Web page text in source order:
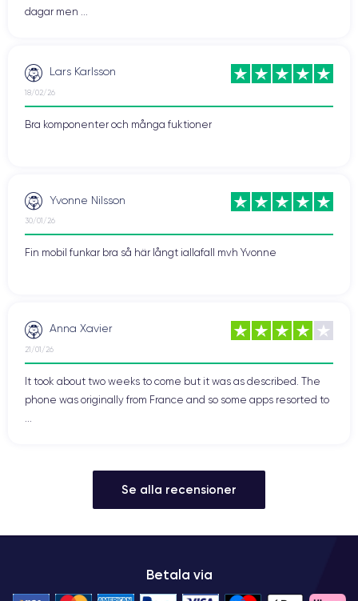
dagar men ...
Lars Karlsson
18/02/26
Bra komponenter och många fuktioner
Yvonne Nilsson
30/01/26
Fin mobil funkar bra så här långt iallafall mvh Yvonne
Anna Xavier
21/01/26
It took about two weeks to come but it was as described. The
phone was originally from France and so some apps resorted to
Se alla recensioner
Betala via